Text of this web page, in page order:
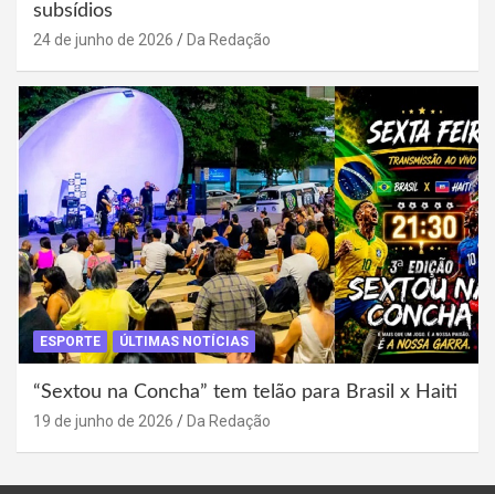
subsídios
24 de junho de 2026 Da Redação
ESPORTE ÚLTIMAS NOTÍCIAS
“Sextou na Concha” tem telão para Brasil x Haiti
19 de junho de 2026 Da Redação